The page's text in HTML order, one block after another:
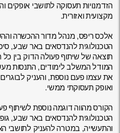
הזדמנויות תעסוקה לתושבי אופקים
מקצועית ואזורית.
אלכס ריפס, מנהל מדור ההכשרה
הטכנולוגית להנדסאים באר שבע,
תוצאה של שיתוף פעולה הדוק בין
המודל המשלב לימודים, התנסות
את עצמו פעם נוספת, והעניק
ואופק תעסוקתי ממשי.
הקורס מהווה דוגמה נוספת לשיתוף
הטכנולוגית להנדסאים באר שבע,
והתעשייה, במטרה להעניק לתושבי